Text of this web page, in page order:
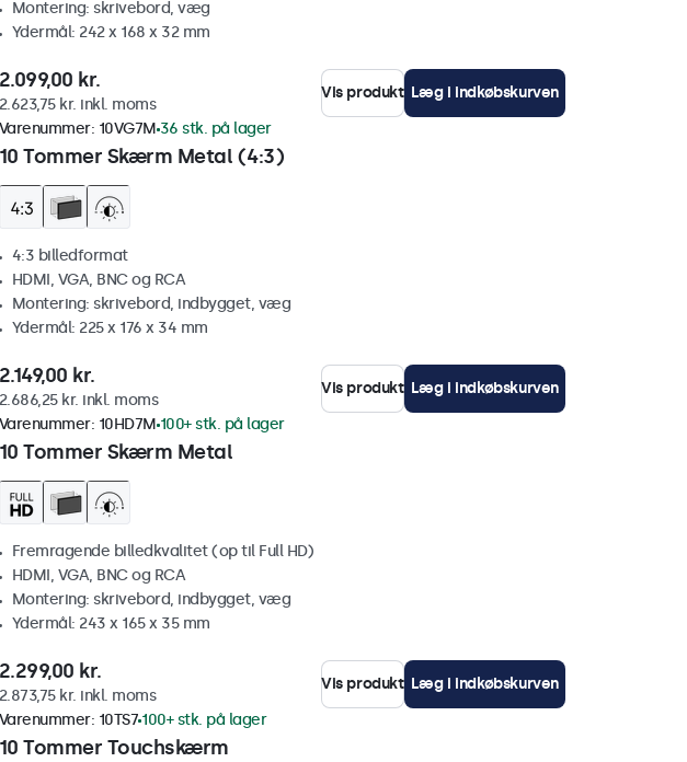
Montering: skrivebord, væg
Ydermål: 242 x 168 x 32 mm
2.099,00 kr.
2.623,75 kr. inkl. moms
Vis produkt Læg i indkøbskurven
10 Tommer Skærm Metal (4:3)
Varenummer: 10VG7M 36 stk. på lager
4:3 billedformat
HDMI, VGA, BNC og RCA
Montering: skrivebord, indbygget, væg
Ydermål: 225 x 176 x 34 mm
2.149,00 kr.
2.686,25 kr. inkl. moms
Vis produkt Læg i indkøbskurven
10 Tommer Skærm Metal
Varenummer: 10HD7M 100+ stk. på lager
Fremragende billedkvalitet (op til Full HD)
HDMI, VGA, BNC og RCA
Montering: skrivebord, indbygget, væg
Ydermål: 243 x 165 x 35 mm
2.299,00 kr.
2.873,75 kr. inkl. moms
Vis produkt Læg i indkøbskurven
10 Tommer Touchskærm
Varenummer: 10TS7 100+ stk. på lager